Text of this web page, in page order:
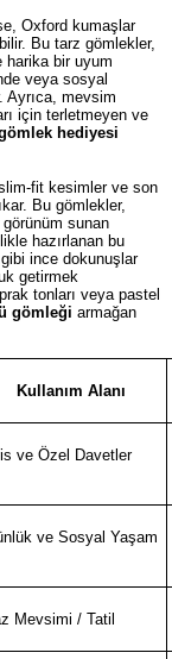
Oxford kumaşlar
Bu tarz gömlekler,
harika bir uyum
veya sosyal
Ayrıca, mevsim
için terletmeyen ve
hediyesi
fit kesimler ve son
Bu gömlekler,
sunan
hazırlanan bu
ince dokunuşlar
getirmek
tonları veya pastel
gömleği armağan
Kullanım Alanı
ve Özel Davetler
ve Sosyal Yaşam
Mevsimi / Tatil